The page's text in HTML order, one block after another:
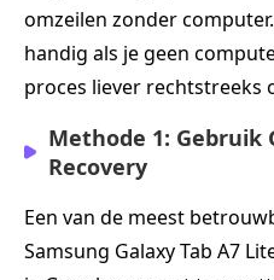
omzeilen zonder
handig als je geen
proces liever rechtstreeks
Methode 1: Gebruik
Recovery
Een van de meest
Samsung Galaxy Tab A7